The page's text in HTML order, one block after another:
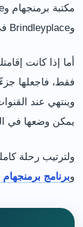
وBrindleyplace في نفس اليوم.
أما إذا كانت
يمكن وضعها في
ولترتيب رحلة
وبرنامج برمنجهام